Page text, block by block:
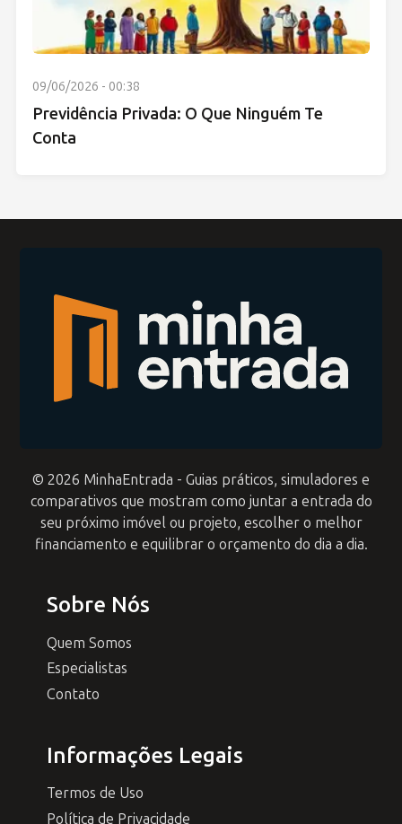
09/06/2026 - 00:38
Previdência Privada: O Que Ninguém Te
Conta
© 2026 MinhaEntrada - Guias práticos, simuladores e
comparativos que mostram como juntar a entrada do
seu próximo imóvel ou projeto, escolher o melhor
financiamento e equilibrar o orçamento do dia a dia.
Sobre Nós
Quem Somos
Especialistas
Contato
Informações Legais
Termos de Uso
Política de Privacidade